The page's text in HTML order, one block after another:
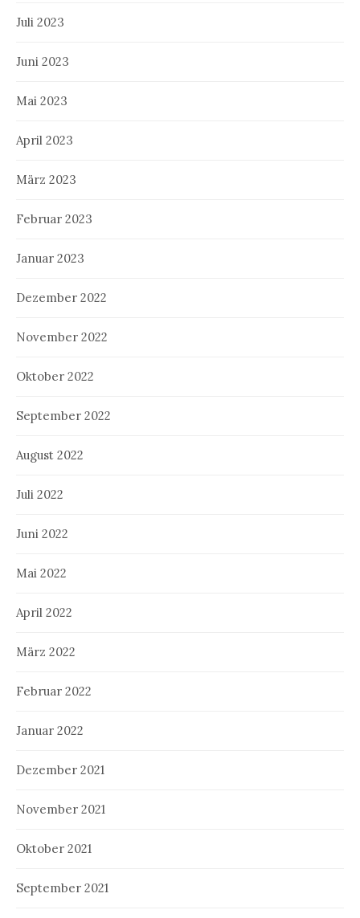
Juli 2023
Juni 2023
Mai 2023
April 2023
März 2023
Februar 2023
Januar 2023
Dezember 2022
November 2022
Oktober 2022
September 2022
August 2022
Juli 2022
Juni 2022
Mai 2022
April 2022
März 2022
Februar 2022
Januar 2022
Dezember 2021
November 2021
Oktober 2021
September 2021